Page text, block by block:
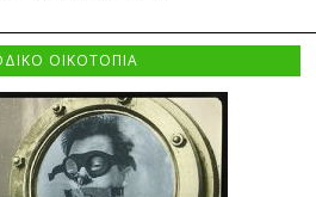
ΟΙΚΟΤΟΠΙΑ